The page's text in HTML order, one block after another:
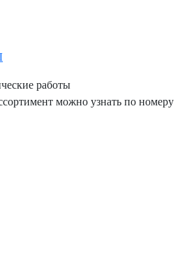
работы
можно узнать по номеру